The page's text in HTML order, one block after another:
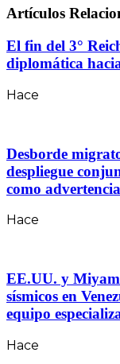
Artículos
El fin del 3°
diplomática
Hace
Desborde
despliegue
como
Hace
EE.UU. y
sísmicos en
equipo
Hace